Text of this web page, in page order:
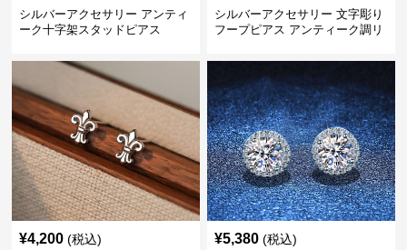
シルバーアクセサリー アンティ
ーク十字架スタッドピアス
シルバーアクセサリー 文字彫り
フープピアス アンティーク調リ
¥4,200 (税込) ¥5,380 (税込)